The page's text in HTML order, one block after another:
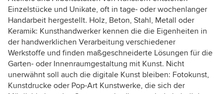
Einzelstücke und Unikate, oft in tage- oder wochenlanger
Handarbeit hergestellt. Holz, Beton, Stahl, Metall oder
Keramik: Kunsthandwerker kennen die die Eigenheiten in
der handwerklichen Verarbeitung verschiedener
Werkstoffe und finden maßgeschneiderte Lösungen für die
Garten- oder Innenraumgestaltung mit Kunst. Nicht
unerwähnt soll auch die digitale Kunst bleiben: Fotokunst,
Kunstdrucke oder Pop-Art Kunstwerke, die sich der